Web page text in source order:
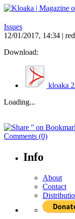
Issues
12/01/2017, 14:34 |
Download:
kloaka
Loading...
Comments (0)
Info
About
Contact